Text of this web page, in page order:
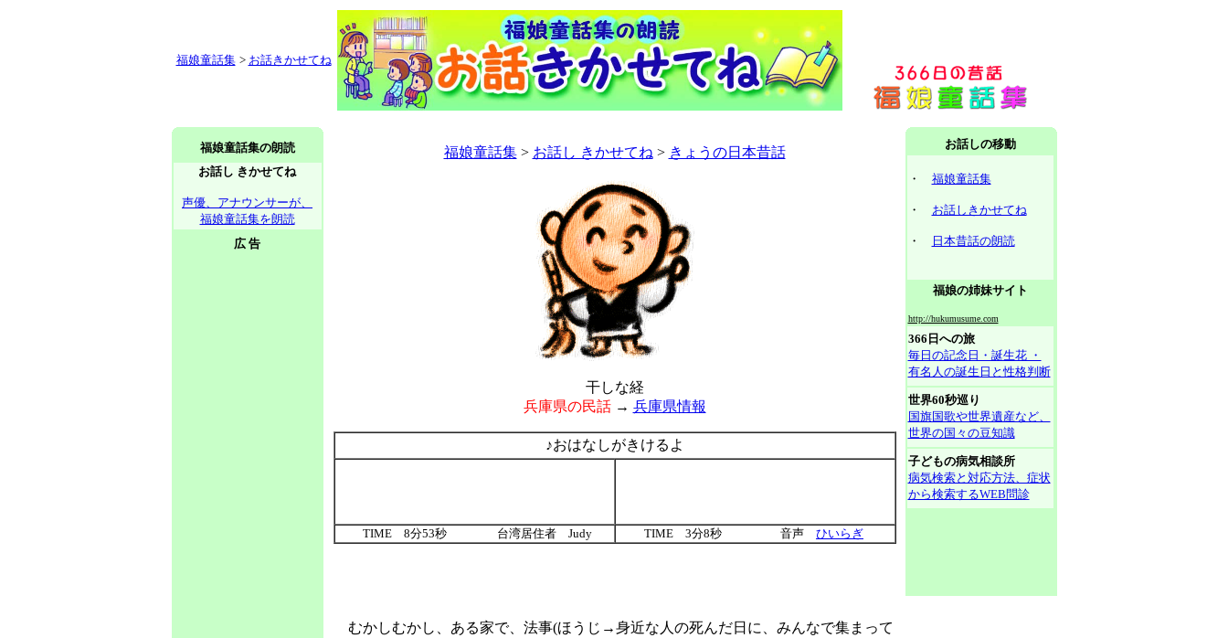
福娘童話集 > お話きかせてね
福娘童話集の朗読
お話し きかせてね
声優、アナウンサーが、
福娘童話集を朗読
広 告
福娘童話集> お話し きかせてね > きょうの日本昔話
干しな経
兵庫県の民話→ 兵庫県情報
♪おはなしがきけるよ
TIME 8分53秒 台湾居住者 Judy TIME 3分8秒 音声 ひいらぎ
むかしむかし、ある家で、法事(ほうじ→身近な人の死んだ日に、みんなで集まって
お話しの移動
・ 福娘童話集
・ お話しきかせてね
・ 日本昔話の朗読
福娘の姉妹サイト
http://hukumusume.com
366日への旅
毎日の記念日・誕生花 ・
有名人の誕生日と性格判断
世界60秒巡り
国旗国歌や世界遺産など、
世界の国々の豆知識
子どもの病気相談所
病気検索と対応方法、症状
から検索するWEB問診